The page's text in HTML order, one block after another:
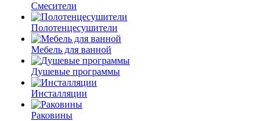
Смесители
Полотенцесушители
Мебель для ванной
Душевые программы
Инсталляции
Раковины